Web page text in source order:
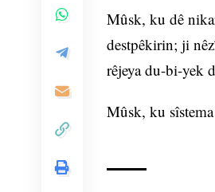
Mûsk, ku dê
destpêkirin; ji
rêjeya du-bi-yek
Mûsk, ku